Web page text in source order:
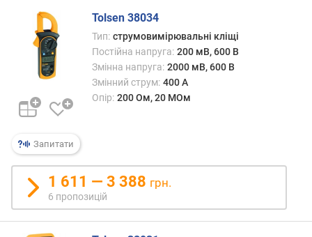
і
ш
е
и
х
д
о
д
о
Запитати
Tolsen 38034
Тип: струмовимірювальні кліщі
Постійна напруга: 200 мВ, 600 В
Змінна напруга: 2000 мВ, 600 В
Змінний струм: 400 А
Опір: 200 Ом, 20 МОм
1 611 — 3 388 грн.
6 пропозицій